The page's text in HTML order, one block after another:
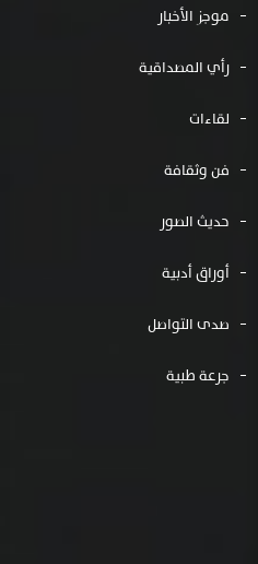
موجز الأخبار
رأي المصداقية
لقاءات
فن وثقافة
حديث الصور
أوراق أدبية
صدى التواصل
جرعة طبية